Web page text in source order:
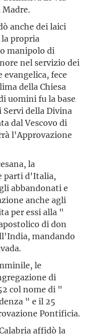
Madre.
anche dei laici
propria
manipolo di
nel servizio dei
fece
della Chiesa
uomini fu la base
della Divina
dal Vescovo di
l'Approvazione
la
parti d'Italia,
abbandonati e
anche agli
per essi alla "
di don
mandando
le
di
col nome di "
" e il 25
Pontificia.
affidò la